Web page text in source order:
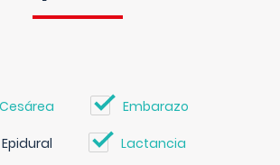
Cesárea Embarazo
Epidural Lactancia